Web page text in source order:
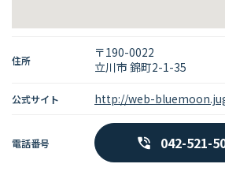
住所
〒190-0022
立川市 錦町2-1-35
公式サイト http://web-
電話番号 042-521-